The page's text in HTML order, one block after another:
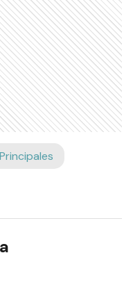
Principales